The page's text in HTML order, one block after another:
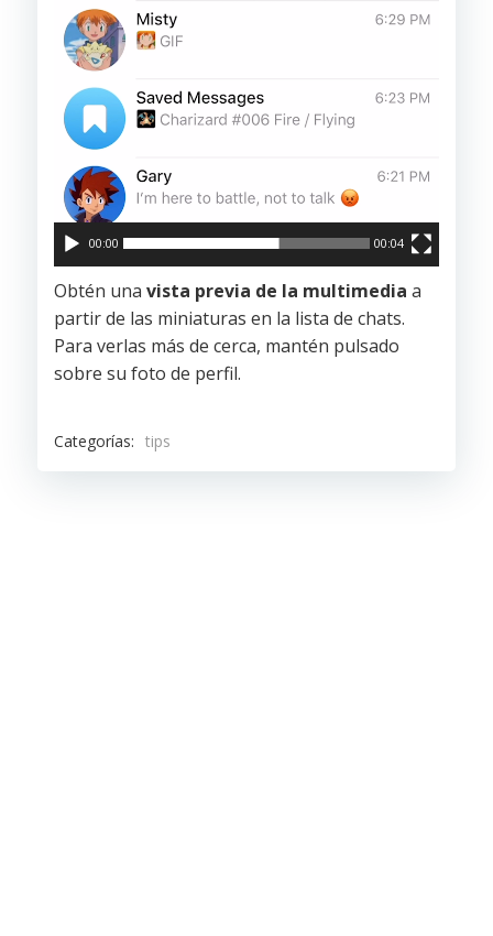
00:00 00:04
Obtén una vista previa de la multimedia a
partir de las miniaturas en la lista de chats.
Para verlas más de cerca, mantén pulsado
sobre su foto de perfil.
Categorías: tips